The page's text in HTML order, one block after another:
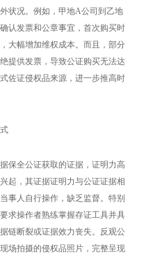
状况。例如，甲地A公司到乙地
认发票和公章事宜，首次购买时
大幅增加维权成本。而且，部分
提供发票，导致公证购买无法达
佐证侵权品来源，进一步推高时
保全公证获取的证据，证明力高
起，其证据证明力与公证证据相
事人自行操作，缺乏监督。特别
求操作者熟练掌握存证工具并具
链断裂或证据效力丧失。反观公
场拍摄的侵权品照片，完整呈现